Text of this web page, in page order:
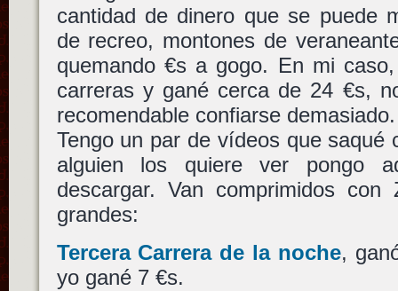
cantidad de dinero que se puede
de recreo, montones de
quemando €s a gogo. En mi
carreras y gané cerca de 24 €s,
recomendable confiarse demasiado.
Tengo un par de vídeos que saqué
alguien los quiere ver pongo
descargar. Van comprimidos
grandes:
Tercera Carrera de la noche,
yo gané 7 €s.